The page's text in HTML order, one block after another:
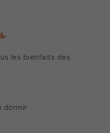
les bienfaits des
dormir